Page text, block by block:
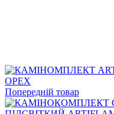
Попередній товар